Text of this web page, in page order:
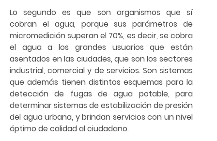
Lo segundo es que son organismos que sí
cobran el agua, porque sus parámetros de
micromedición superan el 70%, es decir, se cobra
el agua a los grandes usuarios que están
asentados en las ciudades, que son los sectores
industrial, comercial y de servicios. Son sistemas
que además tienen distintos esquemas para la
detección de fugas de agua potable, para
determinar sistemas de estabilización de presión
del agua urbana, y brindan servicios con un nivel
óptimo de calidad al ciudadano.